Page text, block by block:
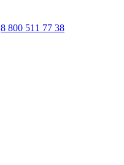
8 800 511 77 38